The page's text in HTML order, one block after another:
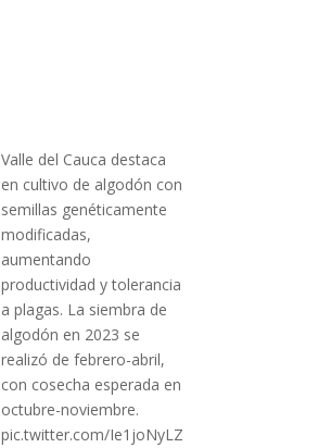
Valle del Cauca destaca
en cultivo de algodón con
semillas genéticamente
modificadas,
aumentando
productividad y tolerancia
a plagas. La siembra de
algodón en 2023 se
realizó de febrero-abril,
con cosecha esperada en
octubre-noviembre.
pic.twitter.com/Ie1joNyLZ